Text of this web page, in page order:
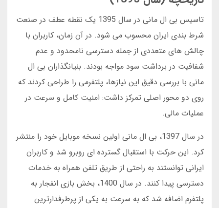
تاسیس بی ال مانی در سال 1395 یک نقطه عطف در صنعت
شرط بندی ایران محسوب می شود. در آن زمان، کاربران با
چالش های متعددی از جمله دسترسی نامحدود و عدم
شفافیت در برداشت سود مواجه بودند. بنیانگذاران بی ال
مانی با بررسی دقیق این نیازها، پلتفرمی را طراحی کردند که
روی دو محور اصلی تمرکز داشت: امنیت کامل و سرعت در
عملیات مالی.
در سال 1397، بی ال مانی اولین نسخه موبایل خود را منتشر
کرد. این حرکت با استقبال گسترده ای روبرو شد و کاربران
ایرانی توانستند به راحتی از طریق تلفن همراه به خدمات
دسترسی پیدا کنند. در سال 1400، بخش بازی انفجار به
پلتفرم اضافه شد که به سرعت به یکی از پرطرفدارترین